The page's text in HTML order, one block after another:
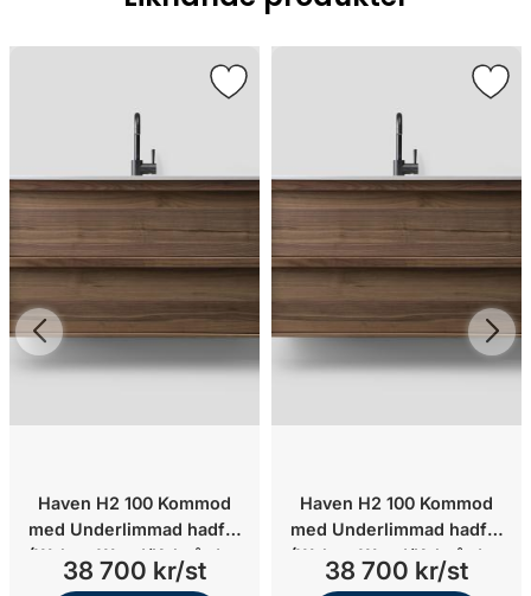
Haven H2 100 Kommod
med Underlimmad hadfat
(Walnut Wood/Kolmården
Light/Underlimmat matt
38 700 kr/st
Haven H2 100 Kommod
med Underlimmad hadfat
(Walnut Wood/Kolmården
Light/Underlimmat matt vit
38 700 kr/st